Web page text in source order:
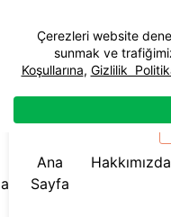
Ana
Sayfa
Hakkımızda